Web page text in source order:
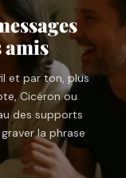
amis
et par ton, plus
Cicéron ou
des supports
la phrase